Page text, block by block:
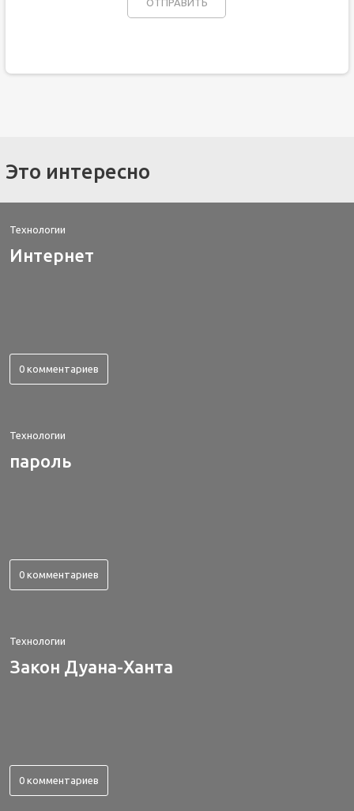
Это интересно
Технологии
Интернет
0 комментариев
Технологии
пароль
0 комментариев
Технологии
Закон Дуана-Ханта
0 комментариев